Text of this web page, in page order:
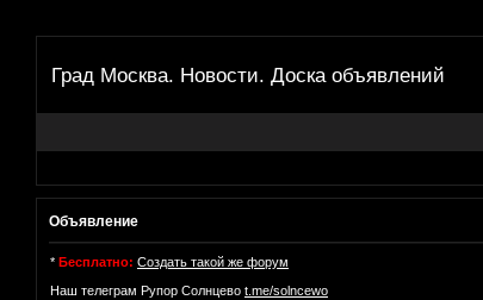
Град Москва. Новости. Доска объявлений
Объявление
* Бесплатно: Создать такой же форум
Наш телеграм Рупор Солнцево t.me/solncewo